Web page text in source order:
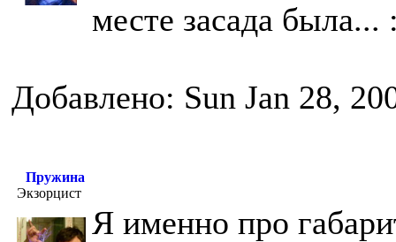
месте засада
Добавлено: Sun Jan 28,
Пружина
Экзорцист
Я именно про